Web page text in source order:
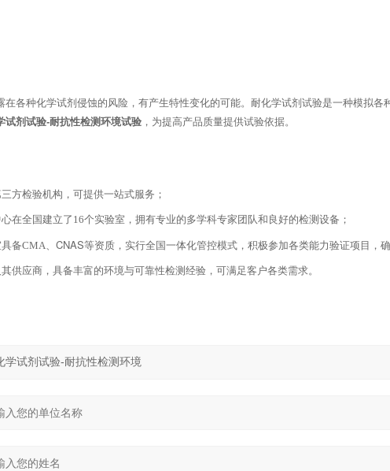
在各种化学试剂侵蚀的风险，有产生特性变化的可能。耐化学试剂试验是一种模拟各
试剂试验-耐抗性检测环境试验 ，为提高产品质量提供试验依据。
方检验机构，可提供一站式服务；
在全国建立了 16个实验室，拥有专业的多学科专家团队和良好的检测设备；
备CMA、 CNAS等资质，实行全国一体化管控模式，积极参加各类能力验证项目，
供应商，具备丰富的环境与可靠性检测经验，可满足客户各类需求。